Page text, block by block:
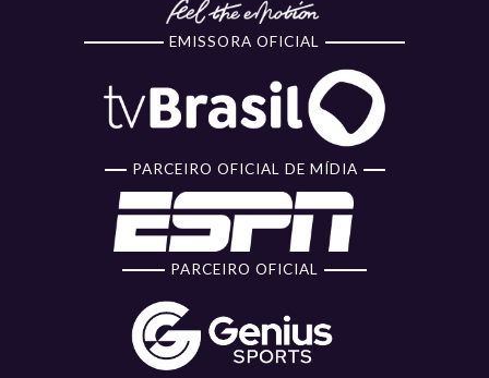
EMISSORA OFICIAL
PARCEIRO OFICIAL DE MÍDIA
PARCEIRO OFICIAL